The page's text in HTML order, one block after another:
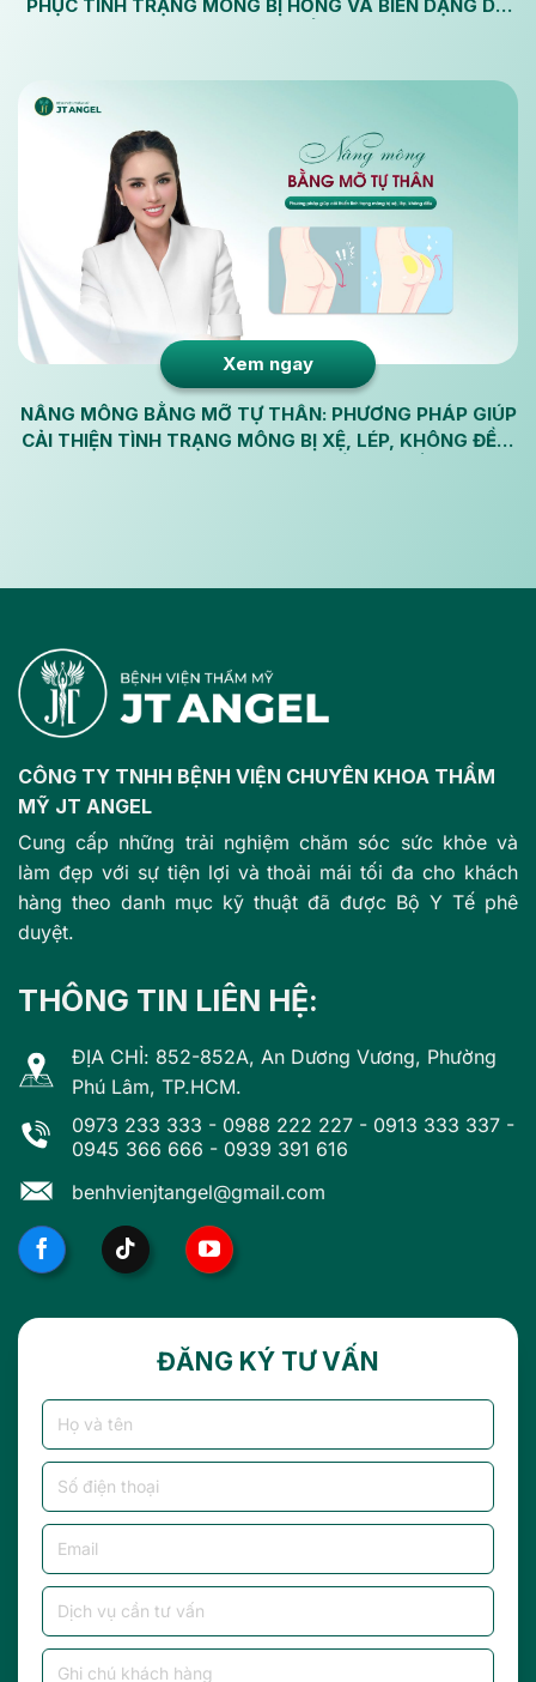
PHỤC TÌNH TRẠNG MÔNG BỊ HỎNG VÀ BIẾN DẠNG DO
NÂNG MÔNG BẰNG MỠ TỰ THÂN: PHƯƠNG PHÁP GIÚP
CẢI THIỆN TÌNH TRẠNG MÔNG BỊ XỆ, LÉP, KHÔNG ĐỀU,
Xem ngay
CÔNG TY TNHH BỆNH VIỆN CHUYÊN KHOA THẨM
MỸ JT ANGEL
Cung cấp những trải nghiệm chăm sóc sức khỏe và
làm đẹp với sự tiện lợi và thoải mái tối đa cho khách
hàng theo danh mục kỹ thuật đã được Bộ Y Tế phê
duyệt.
THÔNG TIN LIÊN HỆ:
ĐỊA CHỈ: 852-852A, An Dương Vương, Phường
Phú Lâm, TP.HCM.
0973 233 333 - 0988 222 227 - 0913 333 337 -
0945 366 666 - 0939 391 616
benhvienjtangel@gmail.com
ĐĂNG KÝ TƯ VẤN